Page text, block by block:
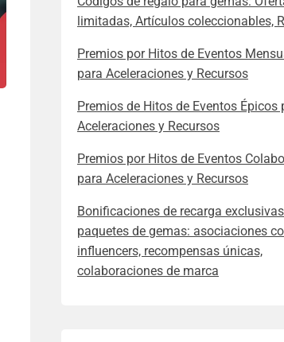
limitadas, Artículos coleccionables,
Premios por Hitos de Eventos
para Aceleraciones y Recursos
Premios de Hitos de Eventos Épicos
Aceleraciones y Recursos
Premios por Hitos de Eventos
para Aceleraciones y Recursos
Bonificaciones de recarga
paquetes de gemas: asociaciones
influencers, recompensas únicas,
colaboraciones de marca